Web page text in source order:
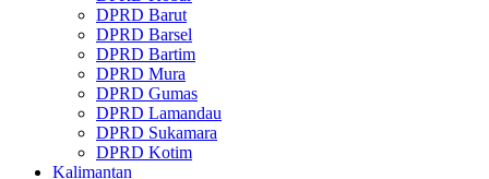
DPRD Barut
DPRD Barsel
DPRD Bartim
DPRD Mura
DPRD Gumas
DPRD Lamandau
DPRD Sukamara
DPRD Kotim
Kalimantan